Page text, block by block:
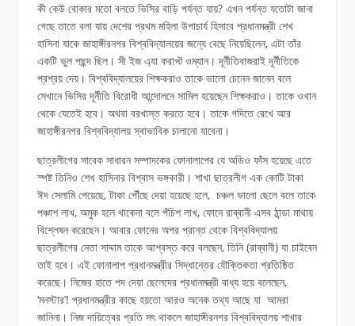
কী কেউ বোকার মতো বলতে ভিসির বাড়ি পর্যন্ত যায়? এখন পর্যন্ত যতোটা জানা
গেছে তাতে বলা যায় দেশের প্রথম মহিলা উপাচার্য হিসাবে প্রধানমন্ত্রী শেখ
হাসিনা যাকে জাহাঙ্গীরনগর বিশ্ববিদ্যালয়ের জন্যে বেছে নিয়েছিলেন, এটা তাঁর
একটি ভুল পছন্দ ছিল। সী ইজ এ্যা করাপ্ট ওম্যান। দূর্নীতিবাজরাই দূর্নীতিকে
প্রশ্রয় দেয়। বিশ্ববিদ্যালয়ের শিক্ষকরাও তাকে ভালো চেনেন জানেন বলে
সেখানে ভিসির দূর্নীতি বিরোধী আন্দোলনে সামিল হয়েছেন শিক্ষকরাও। তাকে ওখান
থেকে যেতেই হবে। অথবা বরখাস্ত করতে হবে। তাকে গদিতে রেখে আর
জাহাঙ্গীরনগর বিশ্ববিদ্যালয় স্বাভাবিক চালানো যাবেনা।
ছাত্রলীগের সাবেক সাধারন সম্পাদকের ফোনালাপের যে অডিও ফাঁস হয়েছে এতে
স্পষ্ট তিনিও শেখ হাসিনার বিশ্বাস ভঙ্গকারী। শাখা ছাত্রলীগ এক কোটি টাকা
ঈদ সেলামি পেয়েছে, টাকা পৌঁছে দেয়া হয়েছে হলে, চঞ্চল ভালো ছেলে বলে তাকে
পঞ্চাশ লাখ, অমুক হলে থাকেনা বলে পঁচিশ লাখ, ফোনে রাব্বানী এসব ঠান্ডা মাথায়
বিশ্লেষন করেছেন। আবার ফোনের অপর প্রান্ত থেকে বিশ্ববিদ্যালয়
ছাত্রলীগের নেতা সাদ্দাম তাকে আশ্বস্ত করে বলছেন, তিনি (রাব্বানী) যা চাইবেন
তাই হবে। এই ফোনালাপ প্রধানমন্ত্রীর সিদ্ধান্তের যৌক্তিকতা প্রতিষ্ঠিত
করেছে। নিজের হাতে পদ দেয়া ছেলেদের প্রধানমন্ত্রী বাধ্য হয়ে বলেছেন,
‘মনস্টার’! প্রধানমন্ত্রীর কাছে হয়তো আরও অনেক তথ্য আছে যা আমরা
জানিনা। নিজ দায়িত্বের প্রতি সৎ থাকলে জাহাঙ্গীরনগর বিশ্ববিদ্যালয় শাখার